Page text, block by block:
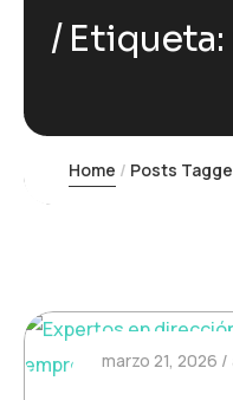
Etiqueta:
Home Posts
marzo 21, 2026